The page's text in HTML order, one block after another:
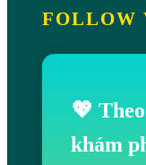
FOLLOW
💖
khám